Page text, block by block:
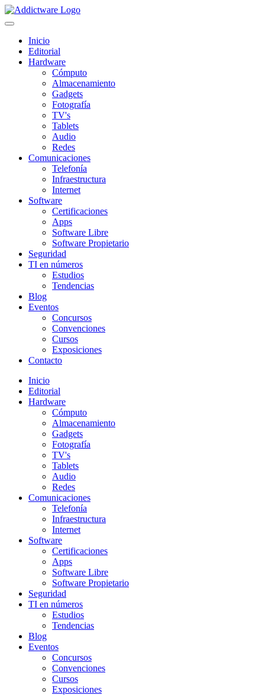
Inicio
Editorial
Hardware
Cómputo
Almacenamiento
Gadgets
Fotografía
TV's
Tablets
Audio
Redes
Comunicaciones
Telefonía
Infraestructura
Internet
Software
Certificaciones
Apps
Software Libre
Software Propietario
Seguridad
TI en números
Estudios
Tendencias
Blog
Eventos
Concursos
Convenciones
Cursos
Exposiciones
Contacto
Inicio
Editorial
Hardware
Cómputo
Almacenamiento
Gadgets
Fotografía
TV's
Tablets
Audio
Redes
Comunicaciones
Telefonía
Infraestructura
Internet
Software
Certificaciones
Apps
Software Libre
Software Propietario
Seguridad
TI en números
Estudios
Tendencias
Blog
Eventos
Concursos
Convenciones
Cursos
Exposiciones